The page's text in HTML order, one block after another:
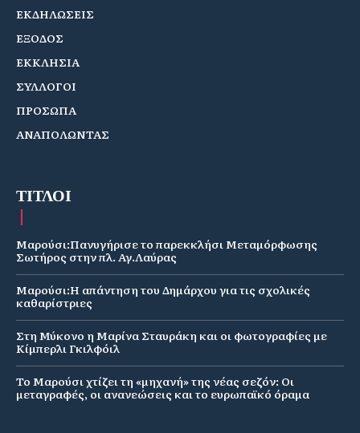
ΕΚΔΗΛΩΣΕΙΣ
ΕΞΟΔΟΣ
ΕΚΚΛΗΣΙΑ
ΣΥΛΛΟΓΟΙ
ΠΡΟΣΩΠΑ
ΑΝΑΠΟΛΩΝΤΑΣ
ΤΙΤΛΟΙ
Μαρούσι:Πανυγήρισε το παρεκκλήσι Μεταμόρφωσης
Σωτήρος στην πλ. Αγ.Λαύρας
Μαρούσι:Η απάντηση του Δημάρχου για τις σχολικές
καθαρίστριες
Στη Μύκονο η Μαρίνα Σταυράκη και οι φωτογραφίες με
Κίμπερλι Γκιλφόιλ
Το Μαρούσι χτίζει τη «μηχανή» της νέας σεζόν: Οι
μεταγραφές, οι ανανεώσεις και το ευρωπαϊκό όραμα